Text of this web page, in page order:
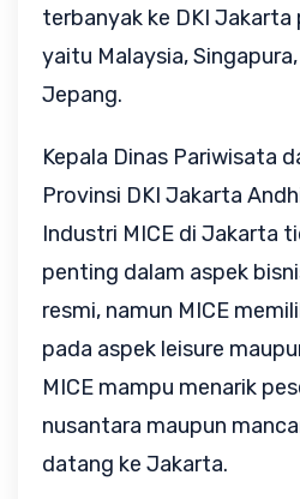
terbanyak ke DKI Jakarta
yaitu Malaysia,
Jepang.
Kepala Dinas Pariwisata
Provinsi DKI Jakarta
Industri MICE di Jakarta
penting dalam aspek
resmi, namun MICE
pada aspek leisure
MICE mampu menarik
nusantara maupun
datang ke Jakarta.